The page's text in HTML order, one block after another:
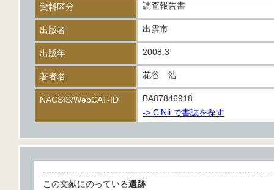
資料区分 調査報告書
出版者 出雲市
出版年 2008.3
著者名 花谷 浩
NACSIS/WebCAT-ID
BA87846918
-> CiNii で書誌を探す
この文献にのっている遺跡